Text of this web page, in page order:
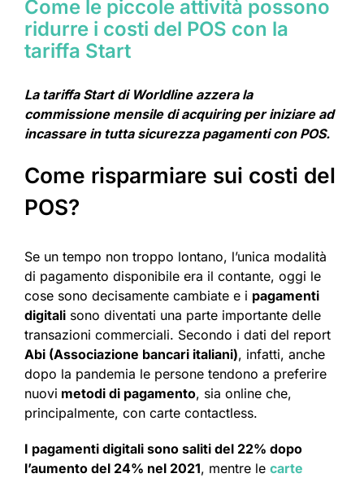
Come le piccole attività possono
ridurre i costi del POS con la
tariffa Start
La tariffa Start di Worldline azzera la
commissione mensile di acquiring per iniziare ad
incassare in tutta sicurezza pagamenti con POS.
Come risparmiare sui costi del
POS?
Se un tempo non troppo lontano, l’unica modalità
di pagamento disponibile era il contante, oggi le
cose sono decisamente cambiate e i pagamenti
digitali sono diventati una parte importante delle
transazioni commerciali. Secondo i dati del report
Abi (Associazione bancari italiani), infatti, anche
dopo la pandemia le persone tendono a preferire
nuovi metodi di pagamento, sia online che,
principalmente, con carte contactless.
I pagamenti digitali sono saliti del 22% dopo
l’aumento del 24% nel 2021, mentre le carte